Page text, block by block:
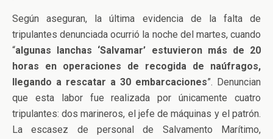
Según aseguran, la última evidencia de la falta de
tripulantes denunciada ocurrió la noche del martes, cuando
“algunas lanchas ‘Salvamar’ estuvieron más de 20
horas en operaciones de recogida de naúfragos,
llegando a rescatar a 30 embarcaciones”. Denuncian
que esta labor fue realizada por únicamente cuatro
tripulantes: dos marineros, el jefe de máquinas y el patrón.
La escasez de personal de Salvamento Marítimo,